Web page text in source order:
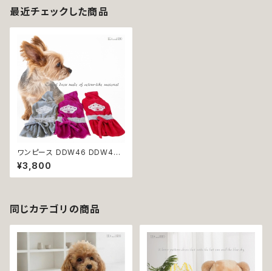
最近チェックした商品
ワンピース DDW46 DDW47
DDW48 レッド グレー パープ
ルピンク ベロア フード スポー
ツ dog cat ウェア ドッグ ウェ
服 かわいい 可愛い おしゃれ 返
品交換不可
¥3,800
同じカテゴリの商品